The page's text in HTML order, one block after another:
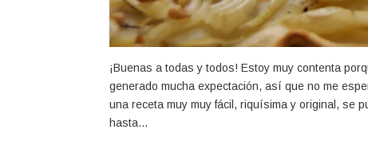
¡Buenas a todas y todos! Estoy muy contenta
generado mucha expectación, así que no me
una receta muy muy fácil, riquísima y original, se
hasta…